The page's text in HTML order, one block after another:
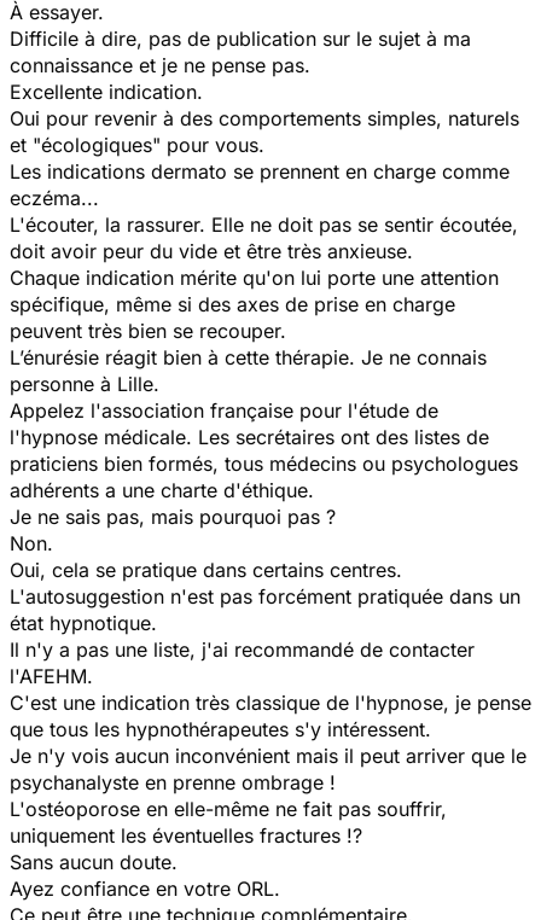
À essayer.
Difficile à dire, pas de publication sur le sujet à ma
connaissance et je ne pense pas.
Excellente indication.
Oui pour revenir à des comportements simples, naturels
et "écologiques" pour vous.
Les indications dermato se prennent en charge comme
eczéma...
L'écouter, la rassurer. Elle ne doit pas se sentir écoutée,
doit avoir peur du vide et être très anxieuse.
Chaque indication mérite qu'on lui porte une attention
spécifique, même si des axes de prise en charge
peuvent très bien se recouper.
L’énurésie réagit bien à cette thérapie. Je ne connais
personne à Lille.
Appelez l'association française pour l'étude de
l'hypnose médicale. Les secrétaires ont des listes de
praticiens bien formés, tous médecins ou psychologues
adhérents a une charte d'éthique.
Je ne sais pas, mais pourquoi pas ?
Non.
Oui, cela se pratique dans certains centres.
L'autosuggestion n'est pas forcément pratiquée dans un
état hypnotique.
Il n'y a pas une liste, j'ai recommandé de contacter
l'AFEHM.
C'est une indication très classique de l'hypnose, je pense
que tous les hypnothérapeutes s'y intéressent.
Je n'y vois aucun inconvénient mais il peut arriver que le
psychanalyste en prenne ombrage !
L'ostéoporose en elle-même ne fait pas souffrir,
uniquement les éventuelles fractures !?
Sans aucun doute.
Ayez confiance en votre ORL.
Ce peut être une technique complémentaire.